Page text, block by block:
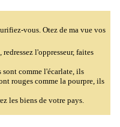
vous. Otez de ma vue vos
l'oppresseur, faites
sont comme l'écarlate, ils
rouges comme la pourpre, ils
les biens de votre pays.